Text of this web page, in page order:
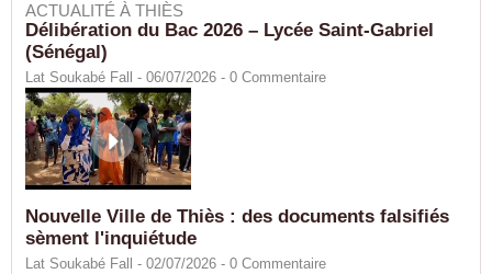
ACTUALITÉ À THIÈS
Délibération du Bac 2026 – Lycée Saint-Gabriel
(Sénégal)
Lat Soukabé Fall - 06/07/2026 - 0 Commentaire
Nouvelle Ville de Thiès : des documents falsifiés
sèment l'inquiétude
Lat Soukabé Fall - 02/07/2026 - 0 Commentaire